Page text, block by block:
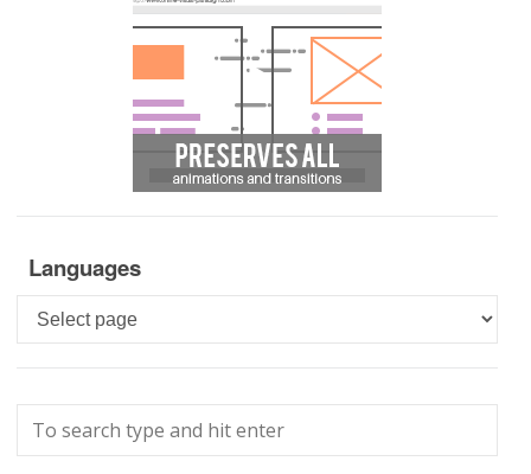
Languages
Languages